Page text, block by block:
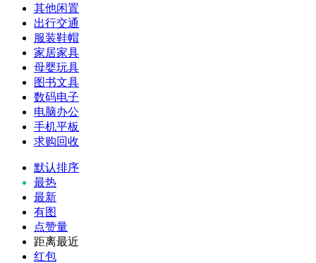
其他闲置
出行交通
服装鞋帽
家居家具
母婴玩具
图书文具
数码电子
电脑办公
手机平板
求购回收
默认排序
最热
最新
有图
点赞量
距离最近
红包